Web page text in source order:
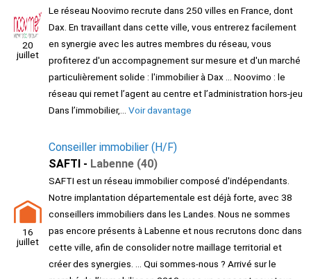
20
juillet
Le réseau Noovimo recrute dans 250 villes en France, dont
Dax. En travaillant dans cette ville, vous entrerez facilement
en synergie avec les autres membres du réseau, vous
profiterez d'un accompagnement sur mesure et d'un marché
particulièrement solide : l'immobilier à Dax ... Noovimo : le
réseau qui remet l’agent au centre et l’administration hors-jeu
Dans l’immobilier,... Voir davantage
16
juillet
Conseiller immobilier (H/F)
SAFTI - Labenne (40)
SAFTI est un réseau immobilier composé d'indépendants.
Notre implantation départementale est déjà forte, avec 38
conseillers immobiliers dans les Landes. Nous ne sommes
pas encore présents à Labenne et nous recrutons donc dans
cette ville, afin de consolider notre maillage territorial et
créer des synergies. ... Qui sommes-nous ? Arrivé sur le